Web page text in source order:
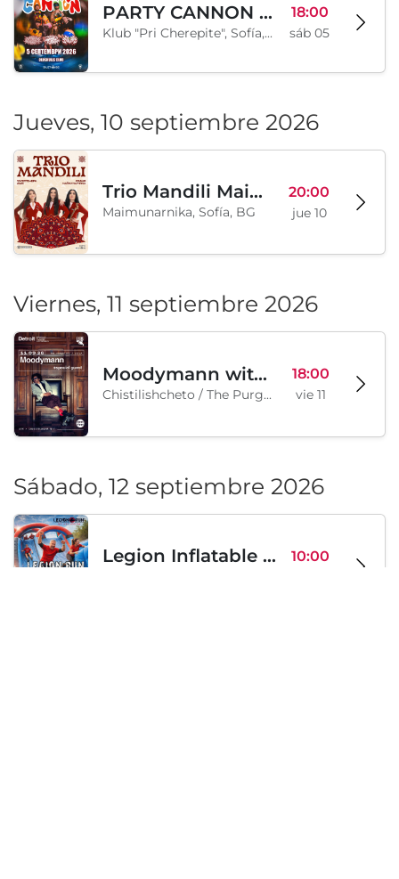
PARTY CANNON live in Sofia
Klub "Pri Cherepite", Sofía, BG
18:00
sáb 05
Jueves, 10 septiembre 2026
Trio Mandili Maimunarnika- Sofia
Maimunarnika, Sofía, BG
20:00
jue 10
Viernes, 11 septiembre 2026
Moodymann with special guests
Chistilishcheto / The Purgatory, Sofía, BG
18:00
vie 11
Sábado, 12 septiembre 2026
Legion Inflatable Family Run - Sofia 10:00